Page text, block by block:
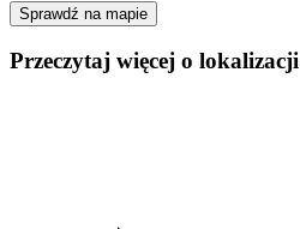
Sprawdź na mapie
Przeczytaj więcej o lokalizacji